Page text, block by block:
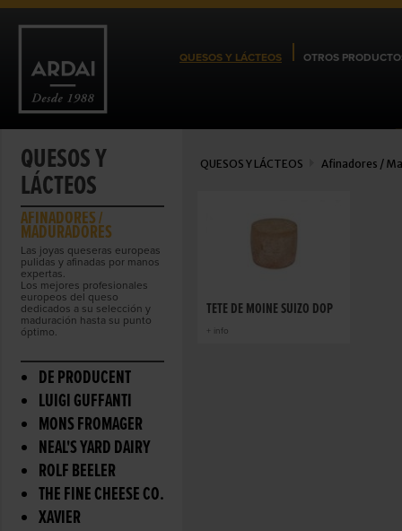
QUESOS Y LÁCTEOS OTROS
QUESOS Y
LÁCTEOS
AFINADORES /
MADURADORES
Las joyas queseras europeas
pulidas y afinadas por manos
expertas.
Los mejores profesionales
europeos del queso
dedicados a su selección y
maduración hasta su punto
óptimo.
DE PRODUCENT
LUIGI GUFFANTI
MONS FROMAGER
NEAL'S YARD DAIRY
ROLF BEELER
THE FINE CHEESE CO.
XAVIER
QUESOS Y LÁCTEOS Afinadores /
TÊTE DE MOINE SUIZO DOP
+ info